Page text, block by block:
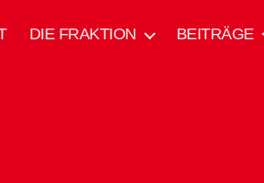
DIE FRAKTION BEITRÄGE